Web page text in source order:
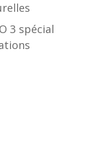
3 spécial